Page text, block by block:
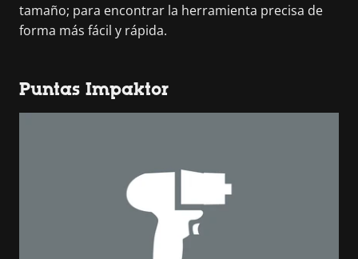
tamaño; para encontrar la herramienta precisa de
forma más fácil y rápida.
Puntas Impaktor